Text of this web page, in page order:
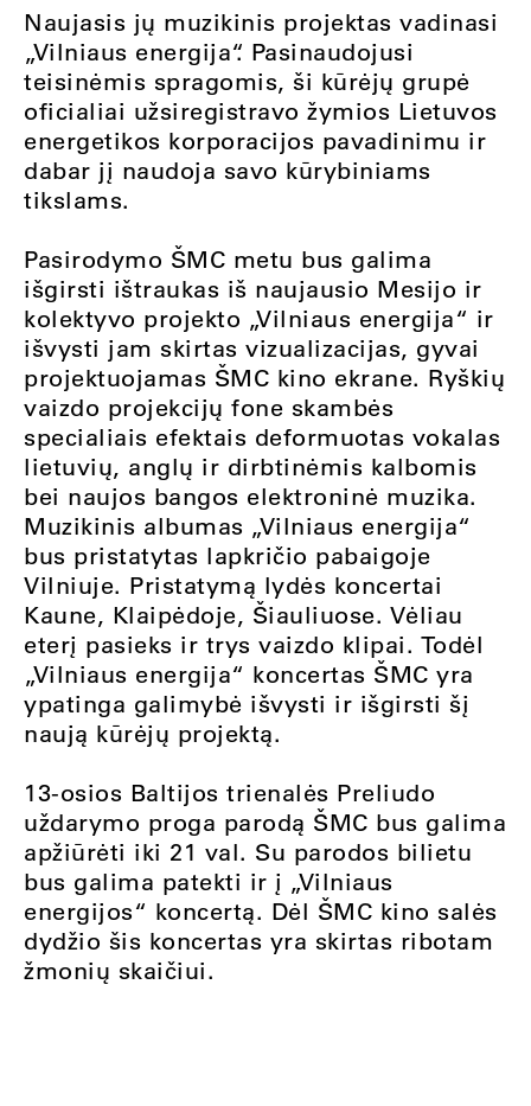
Naujasis jų muzikinis projektas vadinasi
„Vilniaus energija“. Pasinaudojusi
teisinėmis spragomis, ši kūrėjų grupė
oficialiai užsiregistravo žymios Lietuvos
energetikos korporacijos pavadinimu ir
dabar jį naudoja savo kūrybiniams
tikslams.
Pasirodymo ŠMC metu bus galima
išgirsti ištraukas iš naujausio Mesijo ir
kolektyvo projekto „Vilniaus energija“ ir
išvysti jam skirtas vizualizacijas, gyvai
projektuojamas ŠMC kino ekrane. Ryškių
vaizdo projekcijų fone skambės
specialiais efektais deformuotas vokalas
lietuvių, anglų ir dirbtinėmis kalbomis
bei naujos bangos elektroninė muzika.
Muzikinis albumas „Vilniaus energija“
bus pristatytas lapkričio pabaigoje
Vilniuje. Pristatymą lydės koncertai
Kaune, Klaipėdoje, Šiauliuose. Vėliau
eterį pasieks ir trys vaizdo klipai. Todėl
„Vilniaus energija“ koncertas ŠMC yra
ypatinga galimybė išvysti ir išgirsti šį
naują kūrėjų projektą.
13-osios Baltijos trienalės Preliudo
uždarymo proga parodą ŠMC bus galima
apžiūrėti iki 21 val. Su parodos bilietu
bus galima patekti ir į „Vilniaus
energijos“ koncertą. Dėl ŠMC kino salės
dydžio šis koncertas yra skirtas ribotam
žmonių skaičiui.